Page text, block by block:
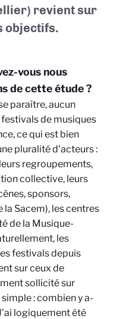
revient sur
objectifs.
vous nous
de cette étude ?
paraître, aucun
de musiques
ce qui est bien
pluralité d’acteurs :
regroupements,
collective, leurs
sponsors,
Sacem), les centres
de la Musique-
les
festivals depuis
sur ceux de
sollicité sur
: combien y a-
logiquement été